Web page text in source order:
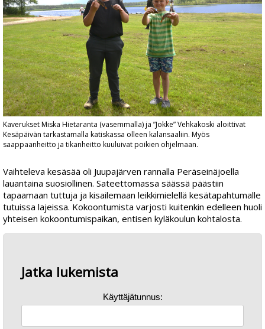
Kaverukset Miska Hietaranta (vasemmalla) ja ”Jokke” Vehkakoski aloittivat
Kesäpäivän tarkastamalla katiskassa olleen kalansaaliin. Myös
saappaanheitto ja tikanheitto kuuluivat poikien ohjelmaan.
Vaihteleva kesäsää oli Juupajärven rannalla Peräseinäjoella
lauantaina suosiollinen. Sateettomassa säässä päästiin
tapaamaan tuttuja ja kisailemaan leikkimielellä kesätapahtumalle
tutuissa lajeissa. Kokoontumista varjosti kuitenkin edelleen huoli
yhteisen kokoontumispaikan, entisen kyläkoulun kohtalosta.
Jatka lukemista
Käyttäjätunnus: